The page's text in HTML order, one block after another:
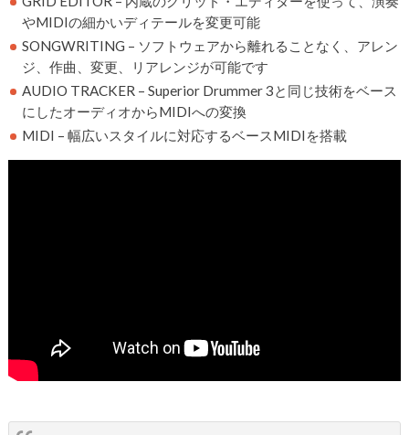
やMIDIの細かいディテールを変更可能
SONGWRITING – ソフトウェアから離れることなく、アレン
ジ、作曲、変更、リアレンジが可能です
AUDIO TRACKER – Superior Drummer 3と同じ技術をベース
にしたオーディオからMIDIへの変換
MIDI – 幅広いスタイルに対応するベースMIDIを搭載